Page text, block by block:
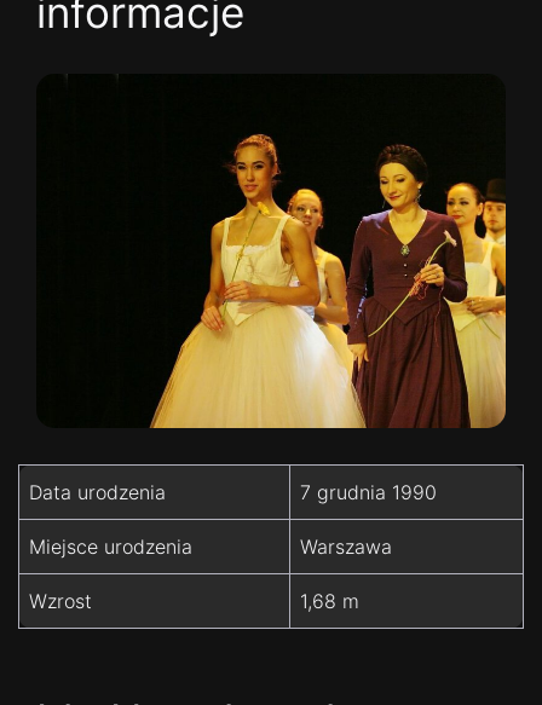
informacje
Data urodzenia 7 grudnia 1990
Miejsce urodzenia Warszawa
Wzrost 1,68 m